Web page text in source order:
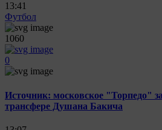
13:41
Футбол
1060
0
Источник: московское "Торпедо"
трансфере Душана Бакича